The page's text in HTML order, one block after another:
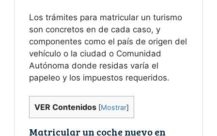
Los trámites para matricular un turismo
son concretos en de cada caso, y
componentes como el país de origen del
vehículo o la ciudad o Comunidad
Autónoma donde residas varía el
papeleo y los impuestos requeridos.
VER Contenidos [Mostrar]
Matricular un coche nuevo en